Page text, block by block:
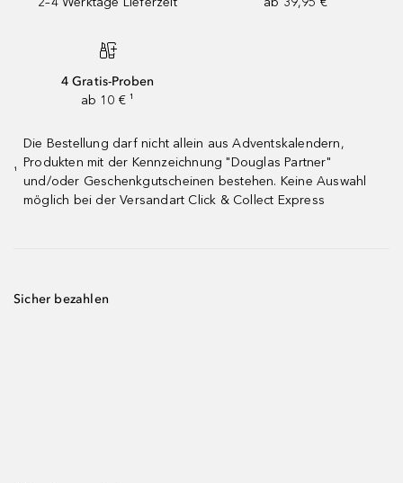
4 Gratis-Proben
ab 10 € ¹
¹
Die Bestellung darf nicht allein aus Adventskalendern,
Produkten mit der Kennzeichnung "Douglas Partner"
und/oder Geschenkgutscheinen bestehen. Keine Auswahl
möglich bei der Versandart Click & Collect Express
Sicher bezahlen